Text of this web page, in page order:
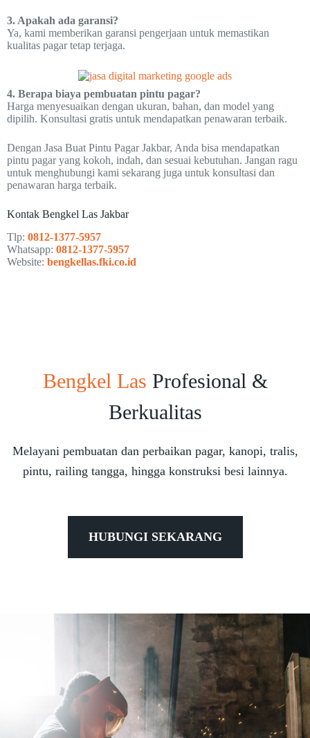
3. Apakah ada garansi?
Ya, kami memberikan garansi pengerjaan untuk memastikan
kualitas pagar tetap terjaga.
4. Berapa biaya pembuatan pintu pagar?
Harga menyesuaikan dengan ukuran, bahan, dan model yang
dipilih. Konsultasi gratis untuk mendapatkan penawaran terbaik.
Dengan Jasa Buat Pintu Pagar Jakbar, Anda bisa mendapatkan
pintu pagar yang kokoh, indah, dan sesuai kebutuhan. Jangan ragu
untuk menghubungi kami sekarang juga untuk konsultasi dan
penawaran harga terbaik.
Kontak Bengkel Las Jakbar
Tlp: 0812-1377-5957
Whatsapp: 0812-1377-5957
Website: bengkellas.fki.co.id
Bengkel Las Profesional &
Berkualitas
Melayani pembuatan dan perbaikan pagar, kanopi, tralis,
pintu, railing tangga, hingga konstruksi besi lainnya.
HUBUNGI SEKARANG